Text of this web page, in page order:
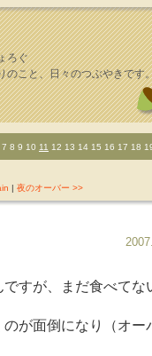
ろぐ
のこと、日々のつぶやきです
8 9 10 11 12 13 14 15 16 17 18
| 夜のオーバー >>
ですが、まだ食べてな
が面倒になり（オー